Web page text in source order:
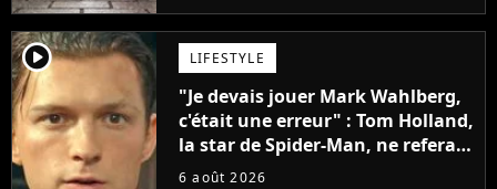
player2 LIFESTYLE
"Je devais jouer Mark Wahlberg,
c'était une erreur" : Tom Holland,
la star de Spider-Man, ne referait
pas ce blockbuster
6 août 2026